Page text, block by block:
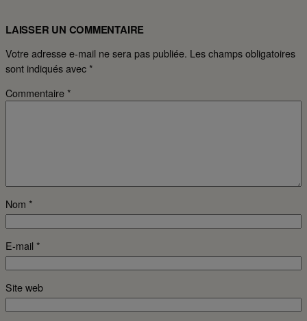
LAISSER UN COMMENTAIRE
Votre adresse e-mail ne sera pas publiée. Les champs obligatoires
sont indiqués avec*
Commentaire*
Nom *
E-mail *
Site web